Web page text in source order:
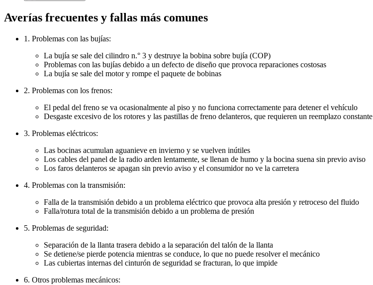
Averías frecuentes y fallas más comunes
1. Problemas con las bujías:
La bujía se sale del cilindro n.° 3 y destruye la bobina sobre bujía (COP)
Problemas con las bujías debido a un defecto de diseño que provoca reparaciones costosas
La bujía se sale del motor y rompe el paquete de bobinas
2. Problemas con los frenos:
El pedal del freno se va ocasionalmente al piso y no funciona correctamente para detener el vehículo
Desgaste excesivo de los rotores y las pastillas de freno delanteros, que requieren un reemplazo constante
3. Problemas eléctricos:
Las bocinas acumulan aguanieve en invierno y se vuelven inútiles
Los cables del panel de la radio arden lentamente, se llenan de humo y la bocina suena sin previo aviso
Los faros delanteros se apagan sin previo aviso y el consumidor no ve la carretera
4. Problemas con la transmisión:
Falla de la transmisión debido a un problema eléctrico que provoca alta presión y retroceso del fluido
Falla/rotura total de la transmisión debido a un problema de presión
5. Problemas de seguridad:
Separación de la llanta trasera debido a la separación del talón de la llanta
Se detiene/se pierde potencia mientras se conduce, lo que no puede resolver el mecánico
Las cubiertas internas del cinturón de seguridad se fracturan, lo que impide
6. Otros problemas mecánicos: